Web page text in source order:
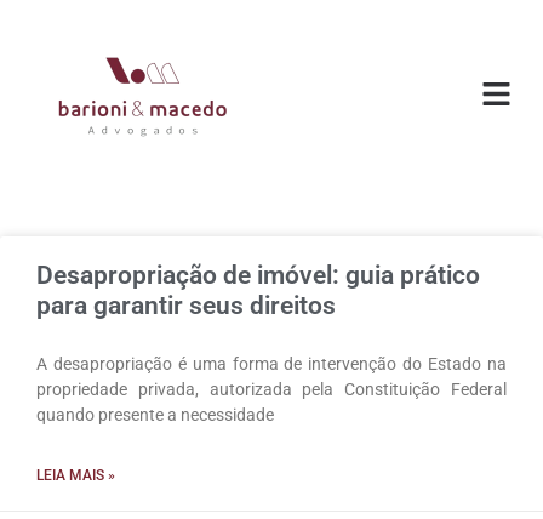
Desapropriação de imóvel: guia prático
para garantir seus direitos
A desapropriação é uma forma de intervenção do Estado na
propriedade privada, autorizada pela Constituição Federal
quando presente a necessidade
LEIA MAIS »